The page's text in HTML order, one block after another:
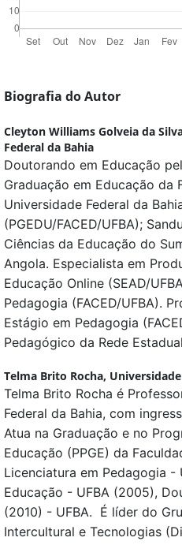
Biografia do Autor
Cleyton Williams Golveia da
Federal da Bahia
Doutorando em Educação
Graduação em Educação da
Universidade Federal da
(PGEDU/FACED/UFBA);
Ciências da Educação do
Angola. Especialista em
Educação Online (SEAD/
Pedagogia (FACED/UFBA).
Estágio em Pedagogia
Pedagógico da Rede
Telma Brito Rocha,
Telma Brito Rocha é
Federal da Bahia, com
Atua na Graduação e no
Educação (PPGE) da
Licenciatura em Pedagogia -
Educação - UFBA (2005),
(2010) - UFBA. É líder do
Intercultural e Tecnologias